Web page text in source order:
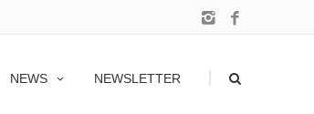
NEWS NEWSLETTER